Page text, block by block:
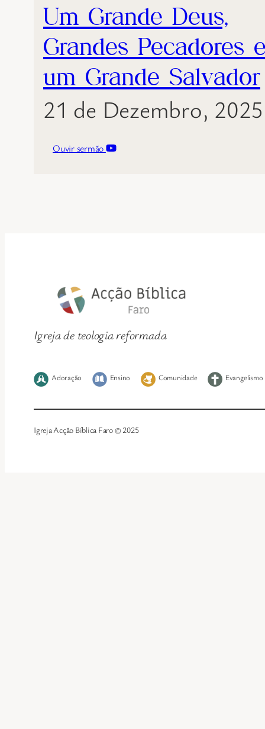
Um Grande Deus,
Grandes Pecadores
um Grande Salvador
21 de Dezembro, 2025
Ouvir sermão
Igreja de teologia reformada
Adoração Ensino Comunidade Evangelismo
Igreja Acção Bíblica Faro © 2025